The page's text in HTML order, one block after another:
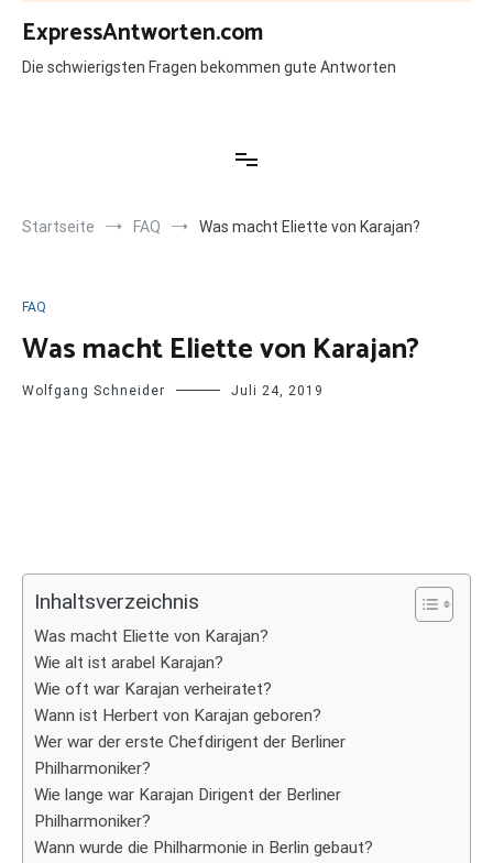
Zum
Inhalt
springen
ExpressAntworten.com
Die schwierigsten Fragen bekommen gute Antworten
Startseite FAQ Was macht Eliette von Karajan?
FAQ
Was macht Eliette von Karajan?
Wolfgang Schneider Juli 24, 2019
Inhaltsverzeichnis
Was macht Eliette von Karajan?
Wie alt ist arabel Karajan?
Wie oft war Karajan verheiratet?
Wann ist Herbert von Karajan geboren?
Wer war der erste Chefdirigent der Berliner
Philharmoniker?
Wie lange war Karajan Dirigent der Berliner
Philharmoniker?
Wann wurde die Philharmonie in Berlin gebaut?